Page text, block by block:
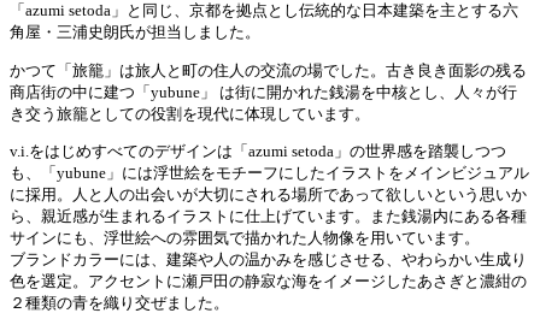
「azumi setoda」と同じ、京都を拠点とし伝統的な日本建築を主とする六
角屋・三浦史朗氏が担当しました。
かつて「旅籠」は旅人と町の住人の交流の場でした。古き良き面影の残る
商店街の中に建つ「yubune」 は街に開かれた銭湯を中核とし、人々が行
き交う旅籠としての役割を現代に体現しています。
v.i.をはじめすべてのデザインは「azumi setoda」の世界感を踏襲しつつ
も、「yubune」には浮世絵をモチーフにしたイラストをメインビジュアル
に採用。人と人の出会いが大切にされる場所であって欲しいという思いか
ら、親近感が生まれるイラストに仕上げています。また銭湯内にある各種
サインにも、浮世絵への雰囲気で描かれた人物像を用いています。
ブランドカラーには、建築や人の温かみを感じさせる、やわらかい生成り
色を選定。アクセントに瀬戸田の静寂な海をイメージしたあさぎと濃紺の
２種類の青を織り交ぜました。